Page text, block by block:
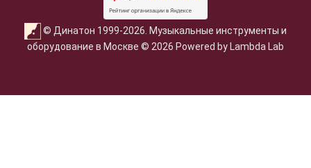
© Динатон 1999-2026. Музыкальные инструменты и
оборудование в Москве © 2026 Powered by Lambda Lab